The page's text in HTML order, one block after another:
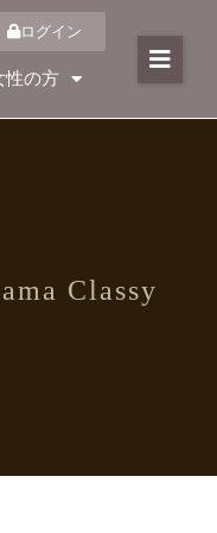
ログイン
性の方
Classy